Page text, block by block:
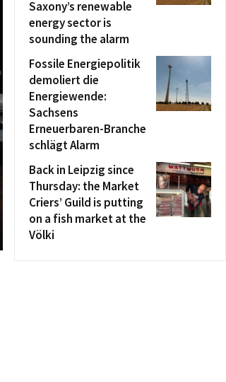
Saxony’s renewable
energy sector is
sounding the alarm
Fossile Energiepolitik
demoliert die
Energiewende:
Sachsens
Erneuerbaren-Branche
schlägt Alarm
Back in Leipzig since
Thursday: the Market
Criers’ Guild is putting
on a fish market at the
Völki